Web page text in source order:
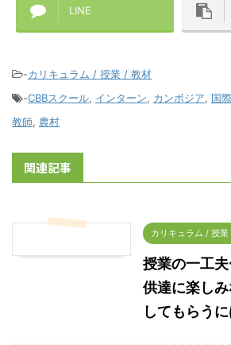
LINE
-カリキュラム / 授業 / 教材
-CBBスクール, インターン, カンボジア, 国
教師, 農村
関連記事
カリキュラム / 授
授業の一工
供達に楽し
してもらう